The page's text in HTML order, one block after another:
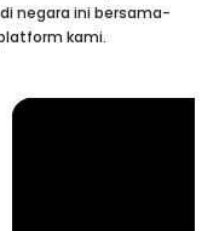
negara ini bersama-
kami.